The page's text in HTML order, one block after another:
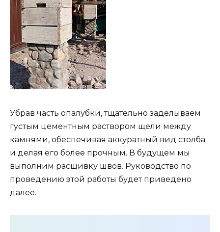
Убрав часть опалубки, тщательно заделываем
густым цементным раствором щели между
камнями, обеспечивая аккуратный вид столба
и делая его более прочным. В будущем мы
выполним расшивку швов. Руководство по
проведению этой работы будет приведено
далее.